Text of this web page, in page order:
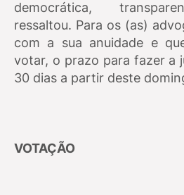
democrática,
ressaltou. Para os (as)
com a sua anuidade e
votar, o prazo para fazer a
30 dias a partir deste
VOTAÇÃO